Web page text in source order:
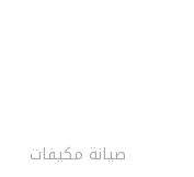
صيانة مكيفات